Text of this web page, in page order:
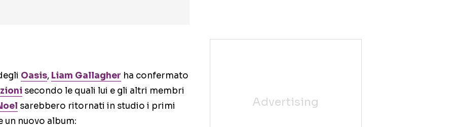
Oasis, Liam Gallagher ha confermato
secondo le quali lui e gli altri membri
sarebbero ritornati in studio i primi
un nuovo album: